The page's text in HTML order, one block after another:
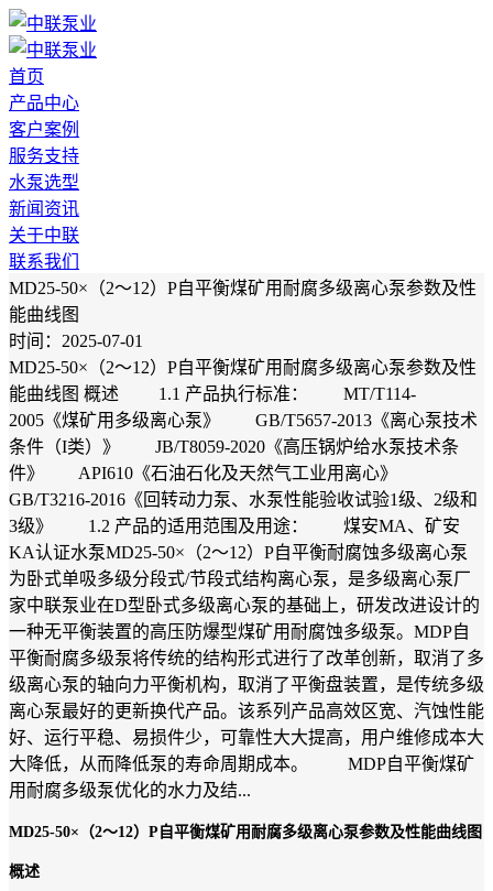
首页
产品中心
客户案例
服务支持
水泵选型
新闻资讯
关于中联
联系我们
MD25-50×（2～12）P自平衡煤矿用耐腐多级离心泵参数及性
能曲线图
时间：2025-07-01
MD25-50×（2～12）P自平衡煤矿用耐腐多级离心泵参数及性
能曲线图 概述 1.1 产品执行标准： MT/T114-
2005《煤矿用多级离心泵》 GB/T5657-2013《离心泵技术
条件（I类）》 JB/T8059-2020《高压锅炉给水泵技术条
件》 API610《石油石化及天然气工业用离心》
GB/T3216-2016《回转动力泵、水泵性能验收试验1级、2级和
3级》 1.2 产品的适用范围及用途： 煤安MA、矿安
KA认证水泵MD25-50×（2～12）P自平衡耐腐蚀多级离心泵
为卧式单吸多级分段式/节段式结构离心泵，是多级离心泵厂
家中联泵业在D型卧式多级离心泵的基础上，研发改进设计的
一种无平衡装置的高压防爆型煤矿用耐腐蚀多级泵。MDP自
平衡耐腐多级泵将传统的结构形式进行了改革创新，取消了多
级离心泵的轴向力平衡机构，取消了平衡盘装置，是传统多级
离心泵最好的更新换代产品。该系列产品高效区宽、汽蚀性能
好、运行平稳、易损件少，可靠性大大提高，用户维修成本大
大降低，从而降低泵的寿命周期成本。 MDP自平衡煤矿
用耐腐多级泵优化的水力及结...
MD25-50×（2～12）P自平衡煤矿用耐腐多级离心泵参数及性能曲线图
概述